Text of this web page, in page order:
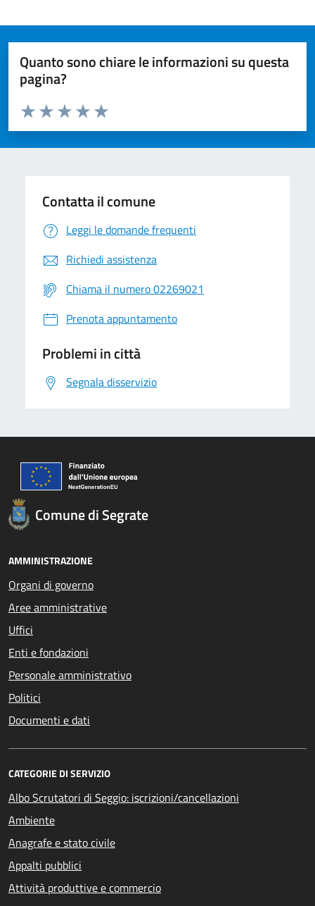
Quanto sono chiare le informazioni su questa
pagina?
Valuta da 1 a 5 stelle la pagina
Valuta 5 stelle su 5
Valuta 4 stelle su 5
Valuta 3 stelle su 5
Valuta 2 stelle su 5
Valuta 1 stelle su 5
Contatta il comune
Leggi le domande frequenti
Richiedi assistenza
Chiama il numero 02269021
Prenota appuntamento
Problemi in città
Segnala disservizio
Comune di Segrate
AMMINISTRAZIONE
Organi di governo
Aree amministrative
Uffici
Enti e fondazioni
Personale amministrativo
Politici
Documenti e dati
CATEGORIE DI SERVIZIO
Albo Scrutatori di Seggio: iscrizioni/cancellazioni
Ambiente
Anagrafe e stato civile
Appalti pubblici
Attività produttive e commercio